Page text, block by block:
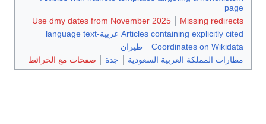
page
Missing redirects
Use dmy dates from November 2025
Articles containing explicitly cited عربية-language text
Coordinates on Wikidata
طيران
مطارات المملكة العربية السعودية
جدة صفحات مع الخرائط